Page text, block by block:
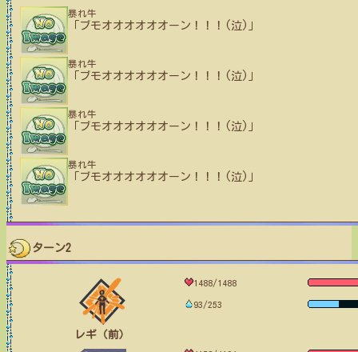
暴れ牛
「ブモオオオオオオーン！！！(泣)」
暴れ牛
「ブモオオオオオオーン！！！(泣)」
暴れ牛
「ブモオオオオオオーン！！！(泣)」
暴れ牛
「ブモオオオオオオーン！！！(泣)」
ターン2
レギ（前）
1488/1488
93/253